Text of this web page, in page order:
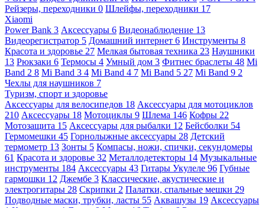
Рейзеры, переходники 0 Шлейфы, переходники 17
Xiaomi
Power Bank 3 Аксессуары 6 Видеонаблюдение 13
Видеорегистратор 5 Домашний интернет 6 Инструменты 8
Красота и здоровье 27 Мелкая бытовая техника 23 Наушники
13 Рюкзаки 6 Термосы 4 Умный дом 3 Фитнес браслеты 48 Mi
Band 2 8 Mi Band 3 4 Mi Band 4 7 Mi Band 5 27 Mi Band 9 2
Чехлы для наушников 7
Туризм, спорт и здоровье
Аксессуары для велосипедов 18 Аксессуары для мотоциклов
210 Аксессуары 18 Мотоциклы 9 Шлема 146 Кофры 22
Мотозащита 15 Аксессуары для рыбалки 12 Бейсболки 54
Гермомешки 45 Горнолыжные аксессуары 28 Детский
термометр 13 Зонты 5 Компасы, ножи, спички, секундомеры
61 Красота и здоровье 32 Металлодетекторы 14 Музыкальные
инструменты 184 Аксессуары 43 Гитары Укулеле 96 Губные
гармошки 12 Джембе 3 Классические, акустические и
электрогитары 28 Скрипки 2 Палатки, спальные мешки 29
Подводные маски, трубки, ласты 55 Аквашузы 19 Аксессуары